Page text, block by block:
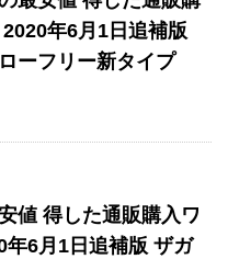
年6月1日追補版
ーフリー新タイプ
値 得した通販購入ワ
年6月1日追補版 ザガ